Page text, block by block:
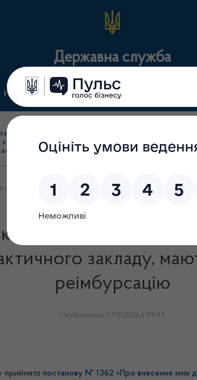
Державна служба
Нормативні документи Для громадськості
торгівля
імпорт
(крім АФІ)
нагляд
(контроль)
засобів,
заклади, які розташовані в приміщенні або на території
розташовані в
закладу,
реімбурсацію
Опубліковано 27.12.2023 о 09:44
прийнято постанову № 1362 «Про внесення змін